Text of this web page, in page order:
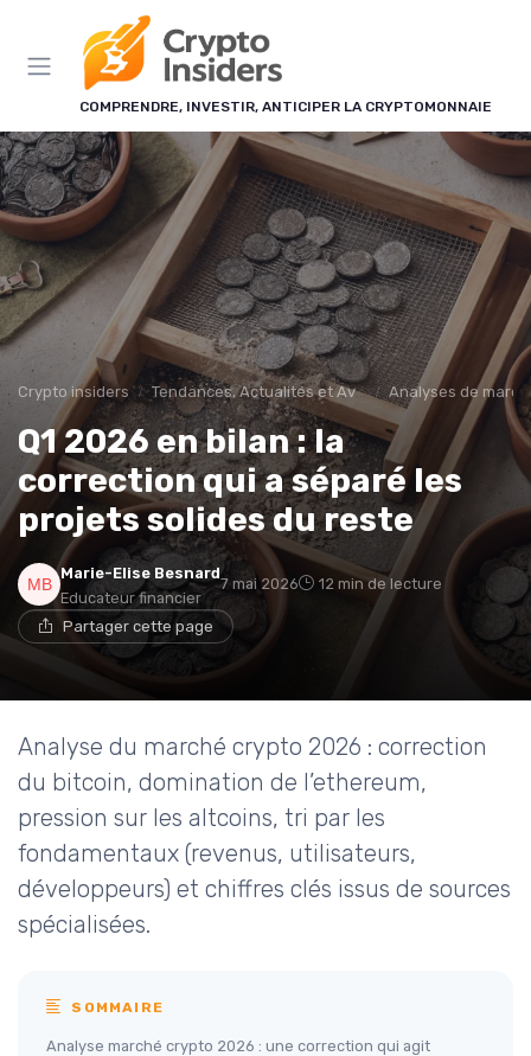
COMPRENDRE, INVESTIR, ANTICIPER LA CRYPTOMONNAIE
Crypto insiders Tendances, Actualités et Avenir Analyses de
Q1 2026 en bilan : la
correction qui a séparé les
projets solides du reste
Marie-Elise Besnard
Educateur financier
7 mai 2026 12 min de lecture
Partager cette page
Analyse du marché crypto 2026 : correction
du bitcoin, domination de l’ethereum,
pression sur les altcoins, tri par les
fondamentaux (revenus, utilisateurs,
développeurs) et chiffres clés issus de sources
spécialisées.
SOMMAIRE
Analyse marché crypto 2026 : une correction qui agit
Panneau de gestion des cookies